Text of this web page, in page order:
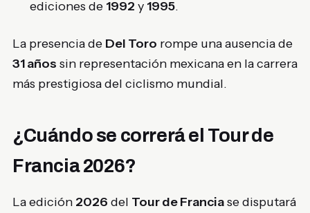
ediciones de 1992 y 1995.
La presencia de Del Toro rompe una ausencia de
31 años sin representación mexicana en la carrera
más prestigiosa del ciclismo mundial.
¿Cuándo se correrá el Tour de
Francia 2026?
La edición 2026 del Tour de Franciase disputará